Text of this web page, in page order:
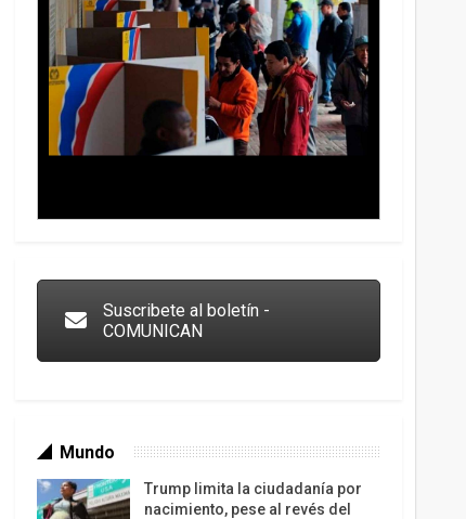
Suscribete al boletín -
COMUNICAN
Mundo
Trump limita la ciudadanía por
nacimiento, pese al revés del